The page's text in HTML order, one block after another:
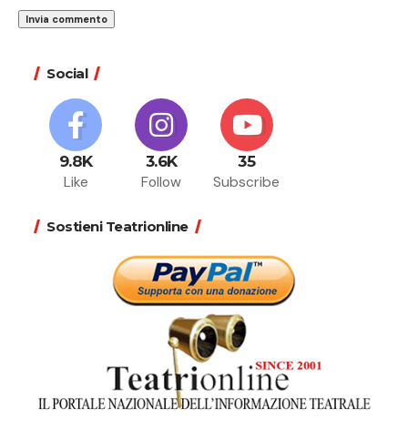
Social
9.8K
Like
3.6K
Follow
35
Subscribe
Sostieni Teatrionline